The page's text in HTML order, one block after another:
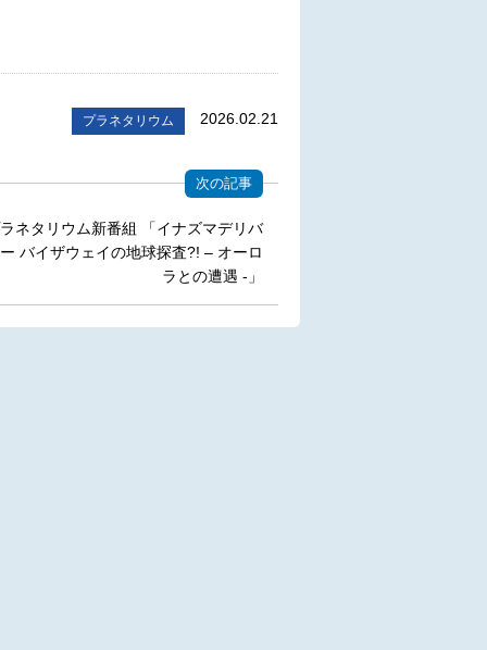
プラネタリウム 2026.02.21
次の記事
ネタリウム新番組 「イナズマデリバ
ー バイザウェイの地球探査?! – オーロ
ラとの遭遇 -」